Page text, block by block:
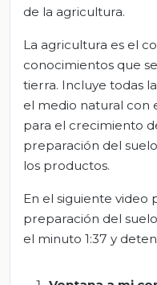
de la agricultura.
La agricultura es el
conocimientos que
tierra. Incluye todas
el medio natural con
para el crecimiento
preparación del
los productos.
En el siguiente video
preparación del
el minuto 1:37 y